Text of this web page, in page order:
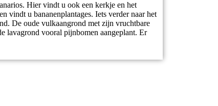
Hier vindt u ook een kerkje en het
vindt u bananenplantages. Iets verder naar het
De oude vulkaangrond met zijn vruchtbare
lavagrond vooral pijnbomen aangeplant. Er